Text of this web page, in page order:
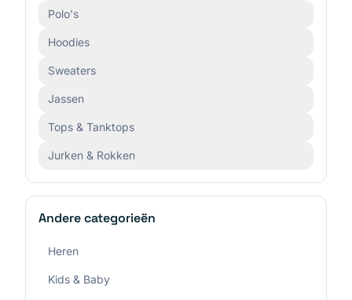
Polo's
Hoodies
Sweaters
Jassen
Tops & Tanktops
Jurken & Rokken
Andere categorieën
Heren
Kids & Baby